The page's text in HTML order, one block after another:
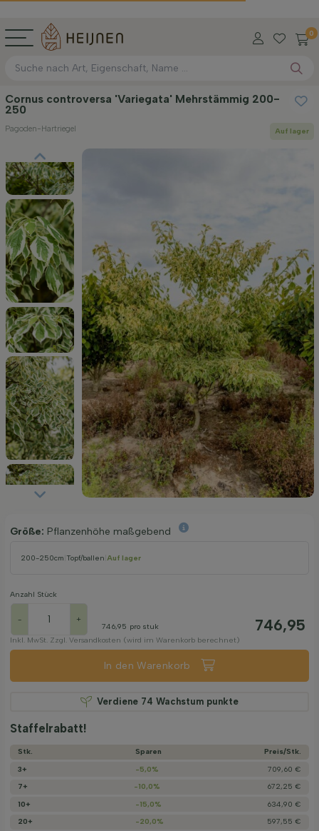
0
Cornus controversa 'Variegata' Mehrstämmig 200-
250
Pagoden-Hartriegel Auf lager
Größe: Pflanzenhöhe maßgebend
200-250cm Topf/ballen Auf lager
Anzahl Stück
- +
746,95 pro stuk 746,95
Inkl. MwSt. Zzgl. Versandkosten (wird im Warenkorb berechnet)
In den Warenkorb
Verdiene 74 Wachstum punkte
Staffelrabatt!
Stk. Sparen
Preis/­Stk.
3+
-5,0%
709,60 €
7+
-10,0%
672,25 €
10+
-15,0%
634,90 €
20+
-20,0% 597,55 €